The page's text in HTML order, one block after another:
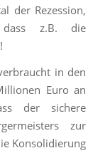
der Rezession,
z.B. die
in den
Euro an
der sichere
zur
Konsolidierung